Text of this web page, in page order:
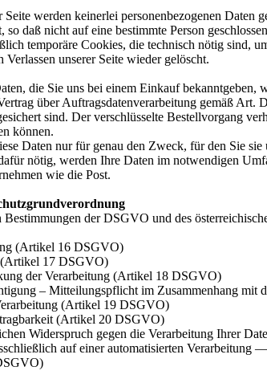
Seite werden keinerlei personenbezogenen
so daß nicht auf eine bestimmte Person
temporäre Cookies, die technisch nötig sind,
Verlassen unserer Seite wieder gelöscht.
die Sie uns bei einem Einkauf
über Auftragsdatenverarbeitung gemäß
sind. Der verschlüsselte Bestellvorgang
können.
Daten nur für genau den Zweck, für den Sie
nötig, werden Ihre Daten im notwendigen
wie die Post.
Bestimmungen der DSGVO und des
(Artikel 16 DSGVO)
17 DSGVO)
der Verarbeitung (Artikel 18 DSGVO)
– Mitteilungspflicht im Zusammenhang mit
(Artikel 19 DSGVO)
(Artikel 20 DSGVO)
Widerspruch gegen die Verarbeitung Ihrer
auf einer automatisierten